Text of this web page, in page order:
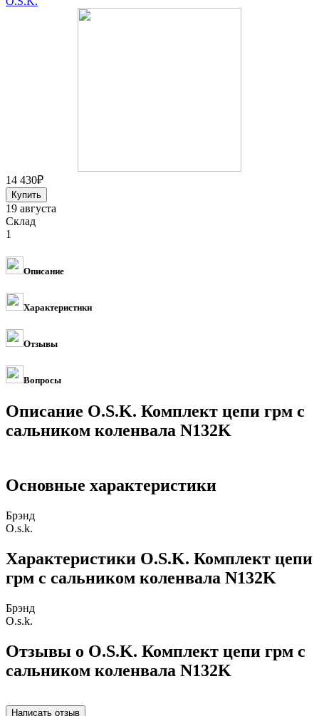
14 430₽
19 августа
Склад
1
Описание
Характеристики
Отзывы
Вопросы
Описание O.S.K. Комплект цепи грм с
сальником коленвала N132K
Основные характеристики
Брэнд
O.s.k.
Характеристики O.S.K. Комплект цепи
грм с сальником коленвала N132K
Брэнд
O.s.k.
Отзывы о O.S.K. Комплект цепи грм с
сальником коленвала N132K